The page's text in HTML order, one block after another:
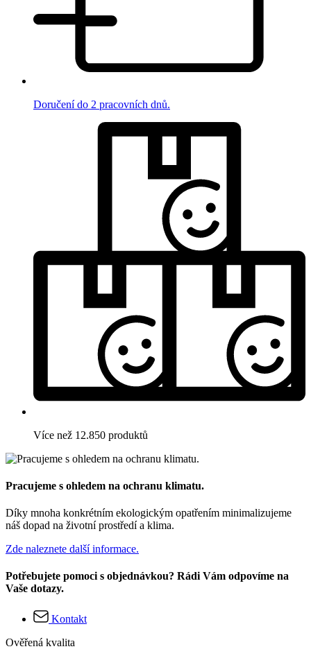
Doručení do 2 pracovních dnů.
Více než 12.850 produktů
Pracujeme s ohledem na ochranu klimatu.
Díky mnoha konkrétním ekologickým opatřením minimalizujeme
náš dopad na životní prostředí a klima.
Zde naleznete další informace.
Potřebujete pomoci s objednávkou? Rádi Vám odpovíme na
Vaše dotazy.
Kontakt
Ověřená kvalita